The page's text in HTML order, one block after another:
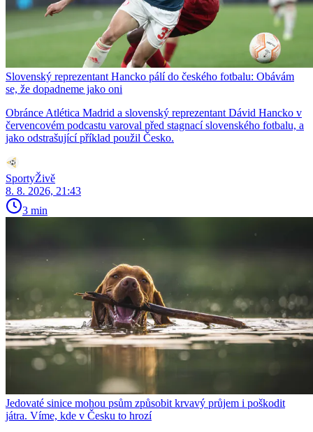
Slovenský reprezentant Hancko pálí do českého fotbalu: Obávám
se, že dopadneme jako oni
Obránce Atlética Madrid a slovenský reprezentant Dávid Hancko v
červencovém podcastu varoval před stagnací slovenského fotbalu, a
jako odstrašující příklad použil Česko.
SportyŽivě
8. 8. 2026, 21:43
3 min
Jedovaté sinice mohou psům způsobit krvavý průjem i poškodit
játra. Víme, kde v Česku to hrozí